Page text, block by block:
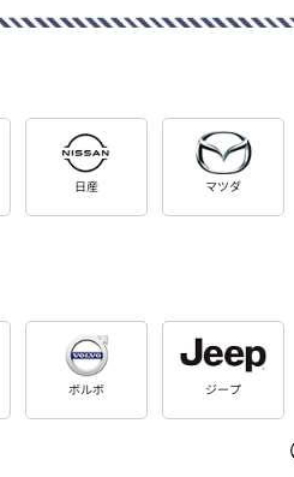
日産 マツダ
ボルボ ジープ